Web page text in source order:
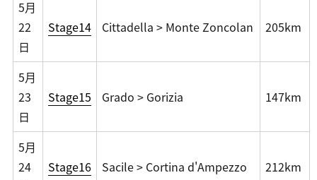
5月
22
日
Stage14 Cittadella > Monte Zoncolan 205km
5月
23
日
Stage15 Grado > Gorizia 147km
5月
24
Stage16 Sacile > Cortina d'Ampezzo 212km